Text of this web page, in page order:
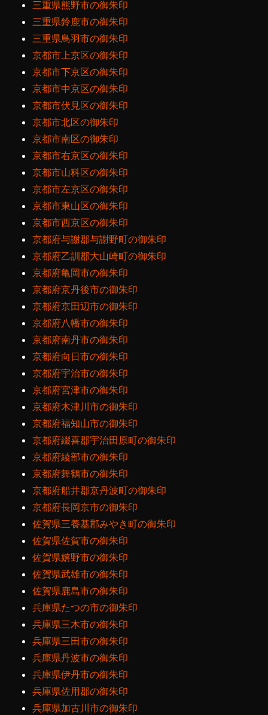
三重県熊野市の御朱印
三重県鈴鹿市の御朱印
三重県鳥羽市の御朱印
京都市上京区の御朱印
京都市下京区の御朱印
京都市中京区の御朱印
京都市伏見区の御朱印
京都市北区の御朱印
京都市南区の御朱印
京都市右京区の御朱印
京都市山科区の御朱印
京都市左京区の御朱印
京都市東山区の御朱印
京都市西京区の御朱印
京都府与謝郡与謝野町の御朱印
京都府乙訓郡大山崎町の御朱印
京都府亀岡市の御朱印
京都府京丹後市の御朱印
京都府京田辺市の御朱印
京都府八幡市の御朱印
京都府南丹市の御朱印
京都府向日市の御朱印
京都府宇治市の御朱印
京都府宮津市の御朱印
京都府木津川市の御朱印
京都府福知山市の御朱印
京都府綴喜郡宇治田原町の御朱印
京都府綾部市の御朱印
京都府舞鶴市の御朱印
京都府船井郡京丹波町の御朱印
京都府長岡京市の御朱印
佐賀県三養基郡みやき町の御朱印
佐賀県佐賀市の御朱印
佐賀県嬉野市の御朱印
佐賀県武雄市の御朱印
佐賀県鹿島市の御朱印
兵庫県たつの市の御朱印
兵庫県三木市の御朱印
兵庫県三田市の御朱印
兵庫県丹波市の御朱印
兵庫県伊丹市の御朱印
兵庫県佐用郡の御朱印
兵庫県加古川市の御朱印